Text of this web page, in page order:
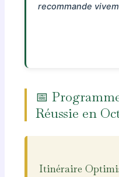
recommande
📅
Réussie en
Itinéraire